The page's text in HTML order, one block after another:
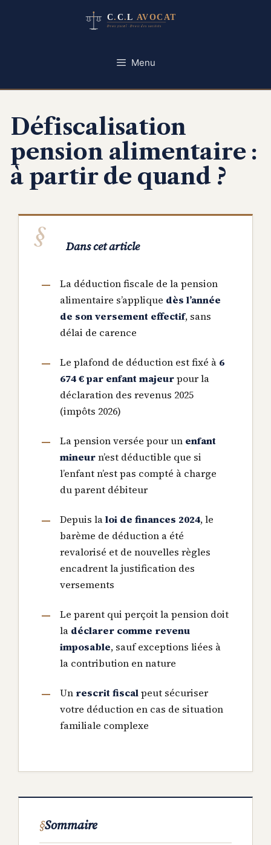
Menu
Défiscalisation
pension alimentaire :
à partir de quand ?
Dans cet article
La déduction fiscale de la pension
alimentaire s’applique dès l’année
de son versement effectif, sans
délai de carence
Le plafond de déduction est fixé à 6
674 € par enfant majeurpour la
déclaration des revenus 2025
(impôts 2026)
La pension versée pour un enfant
mineurn’est déductible que si
l’enfant n’est pas compté à charge
du parent débiteur
Depuis laloi de finances 2024, le
barème de déduction a été
revalorisé et de nouvelles règles
encadrent la justification des
versements
Le parent qui perçoit la pension doit
la déclarer comme revenu
imposable, sauf exceptions liées à
la contribution en nature
Un rescrit fiscalpeut sécuriser
votre déduction en cas de situation
familiale complexe
Sommaire